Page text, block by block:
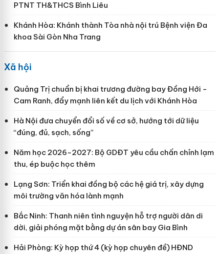
PTNT TH&THCS Bình Liêu
Khánh Hòa: Khánh thành Tòa nhà nội trú Bệnh viện Đa
khoa Sài Gòn Nha Trang
Xã hội
Quảng Trị chuẩn bị khai trương đường bay Đồng Hới -
Cam Ranh, đẩy mạnh liên kết du lịch với Khánh Hòa
Hà Nội đưa chuyển đổi số về cơ sở, hướng tới dữ liệu
“đúng, đủ, sạch, sống”
Năm học 2026-2027: Bộ GDĐT yêu cầu chấn chỉnh lạm
thu, ép buộc học thêm
Lạng Sơn: Triển khai đồng bộ các hệ giá trị, xây dựng
môi trường văn hóa lành mạnh
Bắc Ninh: Thanh niên tình nguyện hỗ trợ người dân di
dời, giải phóng mặt bằng dự án sân bay Gia Bình
Hải Phòng: Kỳ họp thứ 4 (kỳ họp chuyên đề) HĐND